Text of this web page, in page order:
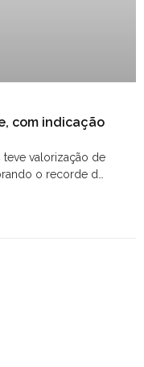
com indicação
valorização de
o recorde de